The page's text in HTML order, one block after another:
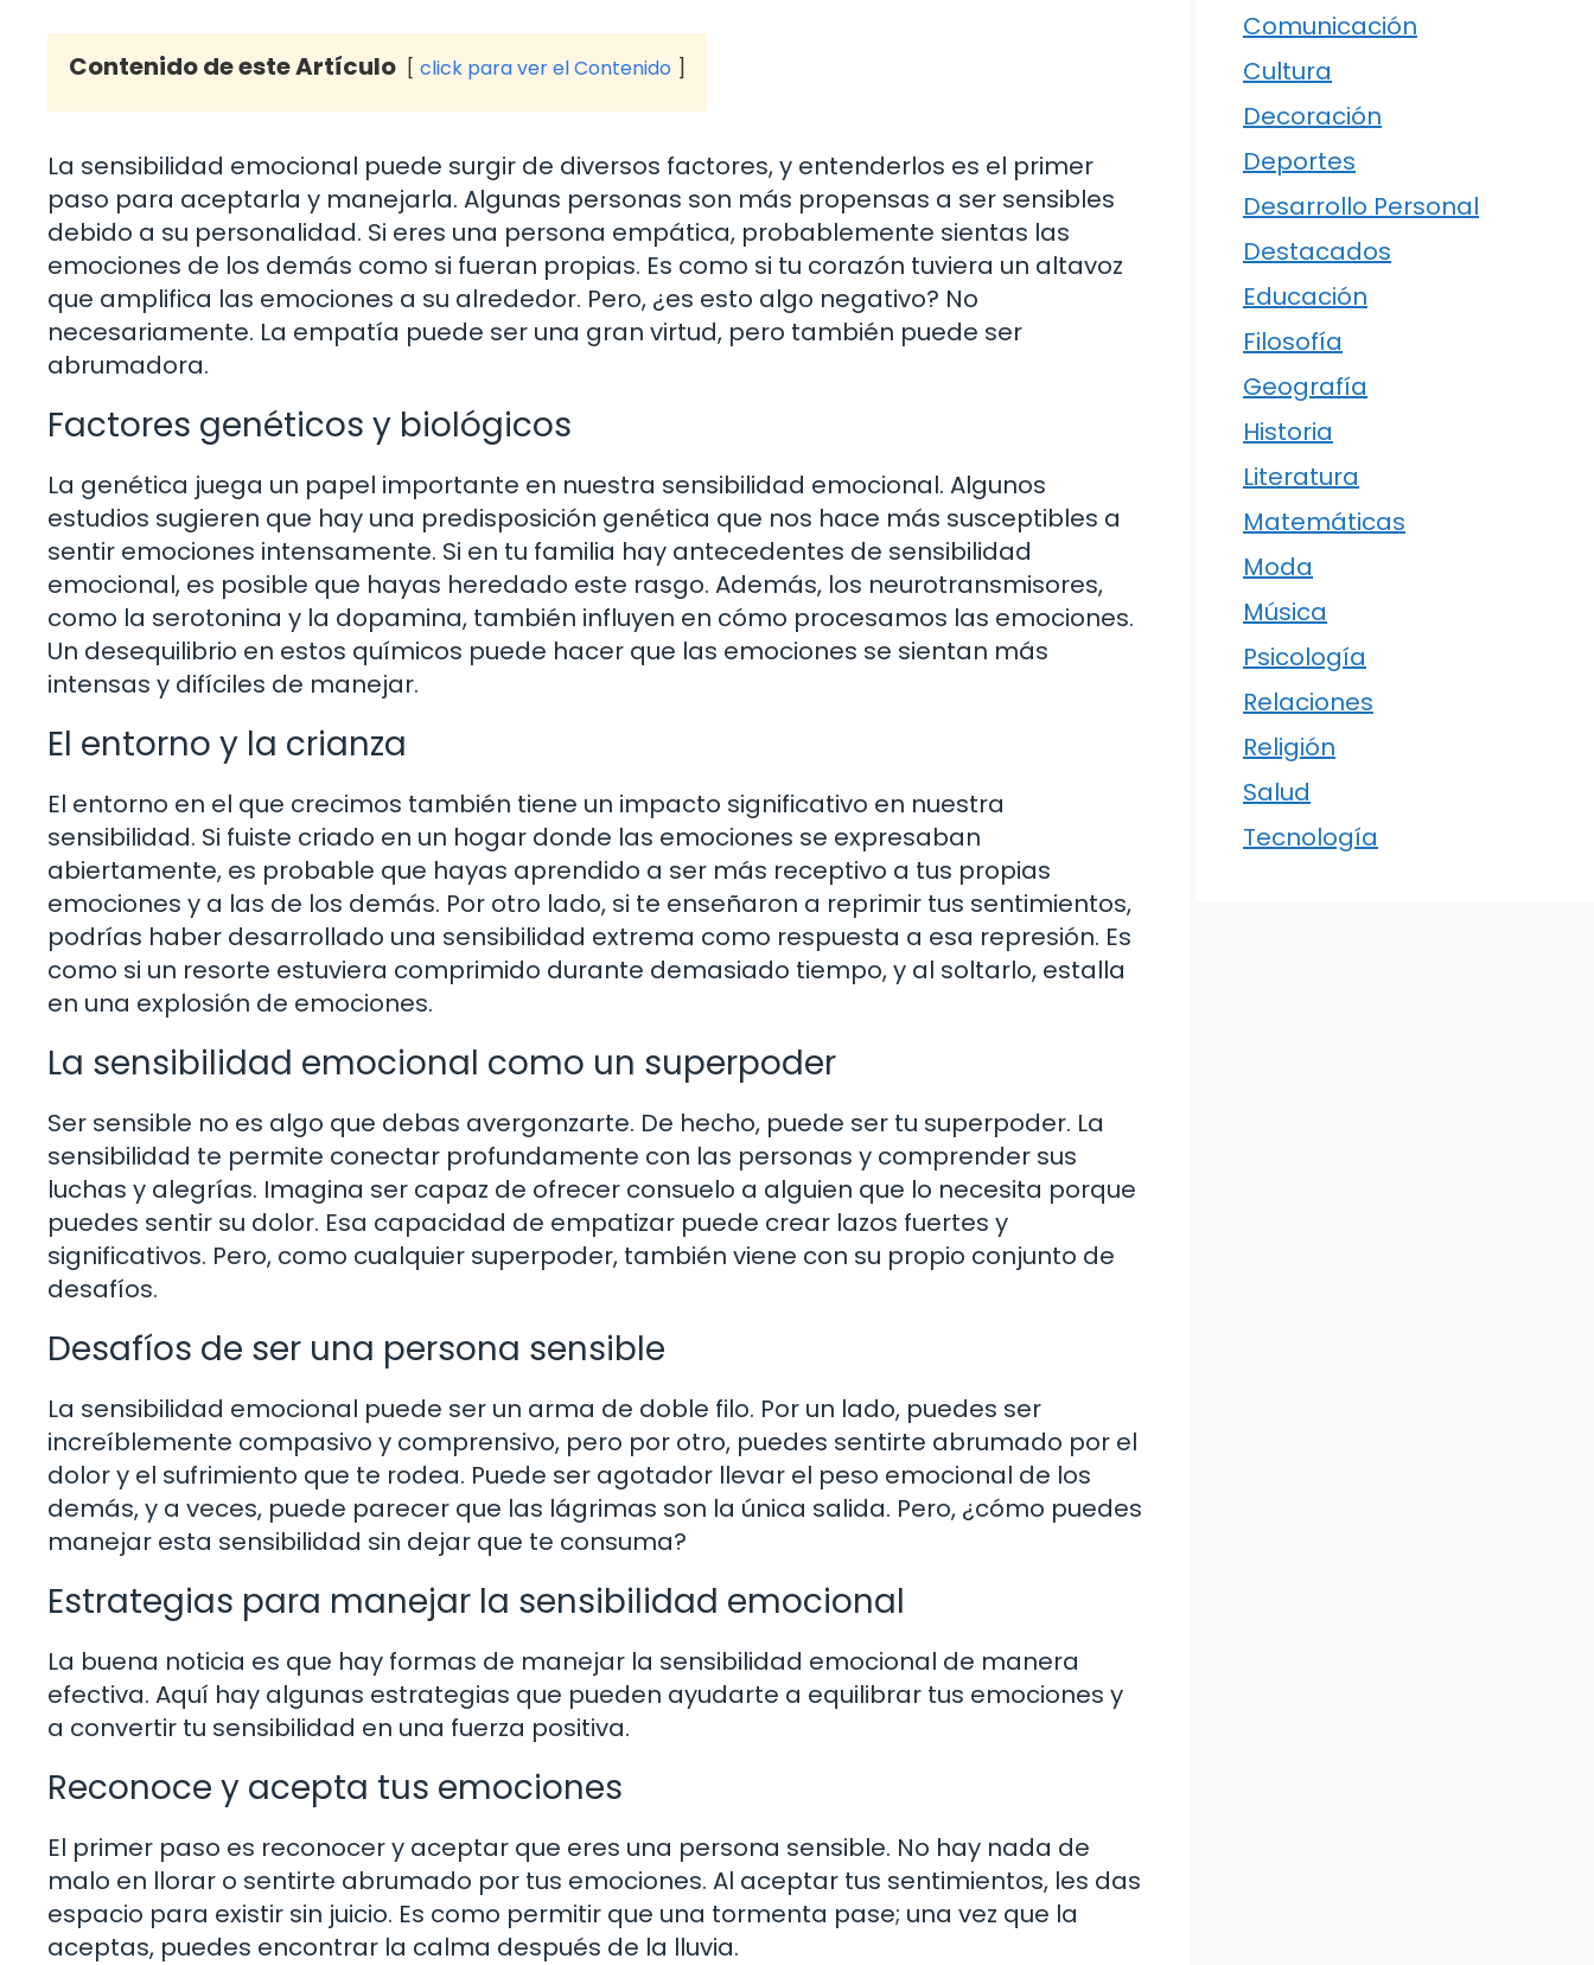
Contenido de este Artículo click para ver el Contenido
La sensibilidad emocional puede surgir de diversos factores, y entenderlos es el primer
paso para aceptarla y manejarla. Algunas personas son más propensas a ser sensibles
debido a su personalidad. Si eres una persona empática, probablemente sientas las
emociones de los demás como si fueran propias. Es como si tu corazón tuviera un altavoz
que amplifica las emociones a su alrededor. Pero, ¿es esto algo negativo? No
necesariamente. La empatía puede ser una gran virtud, pero también puede ser
abrumadora.
Factores genéticos y biológicos
La genética juega un papel importante en nuestra sensibilidad emocional. Algunos
estudios sugieren que hay una predisposición genética que nos hace más susceptibles a
sentir emociones intensamente. Si en tu familia hay antecedentes de sensibilidad
emocional, es posible que hayas heredado este rasgo. Además, los neurotransmisores,
como la serotonina y la dopamina, también influyen en cómo procesamos las emociones.
Un desequilibrio en estos químicos puede hacer que las emociones se sientan más
intensas y difíciles de manejar.
El entorno y la crianza
El entorno en el que crecimos también tiene un impacto significativo en nuestra
sensibilidad. Si fuiste criado en un hogar donde las emociones se expresaban
abiertamente, es probable que hayas aprendido a ser más receptivo a tus propias
emociones y a las de los demás. Por otro lado, si te enseñaron a reprimir tus sentimientos,
podrías haber desarrollado una sensibilidad extrema como respuesta a esa represión. Es
como si un resorte estuviera comprimido durante demasiado tiempo, y al soltarlo, estalla
en una explosión de emociones.
La sensibilidad emocional como un superpoder
Ser sensible no es algo que debas avergonzarte. De hecho, puede ser tu superpoder. La
sensibilidad te permite conectar profundamente con las personas y comprender sus
luchas y alegrías. Imagina ser capaz de ofrecer consuelo a alguien que lo necesita porque
puedes sentir su dolor. Esa capacidad de empatizar puede crear lazos fuertes y
significativos. Pero, como cualquier superpoder, también viene con su propio conjunto de
desafíos.
Desafíos de ser una persona sensible
La sensibilidad emocional puede ser un arma de doble filo. Por un lado, puedes ser
increíblemente compasivo y comprensivo, pero por otro, puedes sentirte abrumado por el
dolor y el sufrimiento que te rodea. Puede ser agotador llevar el peso emocional de los
demás, y a veces, puede parecer que las lágrimas son la única salida. Pero, ¿cómo puedes
manejar esta sensibilidad sin dejar que te consuma?
Estrategias para manejar la sensibilidad emocional
La buena noticia es que hay formas de manejar la sensibilidad emocional de manera
efectiva. Aquí hay algunas estrategias que pueden ayudarte a equilibrar tus emociones y
a convertir tu sensibilidad en una fuerza positiva.
Reconoce y acepta tus emociones
El primer paso es reconocer y aceptar que eres una persona sensible. No hay nada de
malo en llorar o sentirte abrumado por tus emociones. Al aceptar tus sentimientos, les das
espacio para existir sin juicio. Es como permitir que una tormenta pase; una vez que la
aceptas, puedes encontrar la calma después de la lluvia.
Comunicación
Cultura
Decoración
Deportes
Desarrollo Personal
Destacados
Educación
Filosofía
Geografía
Historia
Literatura
Matemáticas
Moda
Música
Psicología
Relaciones
Religión
Salud
Tecnología